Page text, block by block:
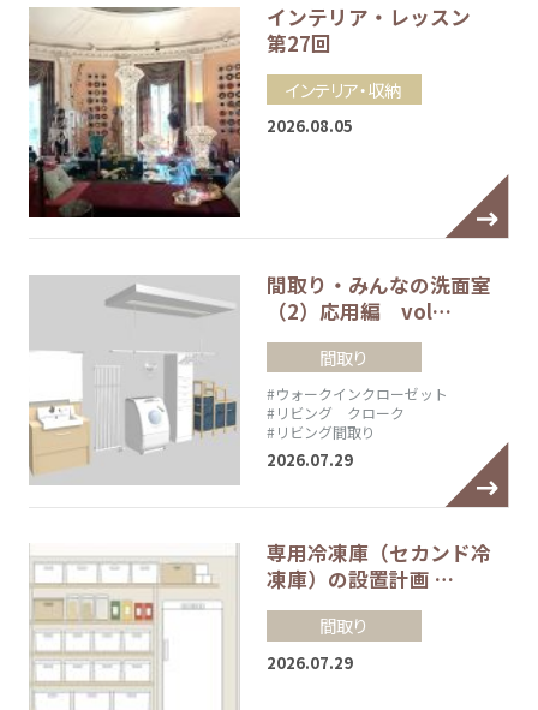
インテリア・レッスン
第27回
インテリア・収納
2026.08.05
間取り・みんなの洗面室
（2）応用編 vol…
間取り
#ウォークインクローゼット
#リビング クローク
#リビング間取り
2026.07.29
専用冷凍庫（セカンド冷
凍庫）の設置計画 …
間取り
2026.07.29